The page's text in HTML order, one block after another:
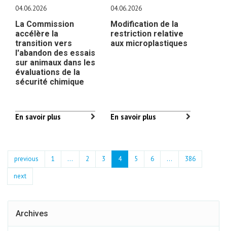
04.06.2026
La Commission
accélère la
transition vers
l'abandon des essais
sur animaux dans les
évaluations de la
sécurité chimique
En savoir plus
04.06.2026
Modification de la
restriction relative
aux microplastiques
En savoir plus
previous 1 ... 2 3 4 5 6 …
386
next
Archives